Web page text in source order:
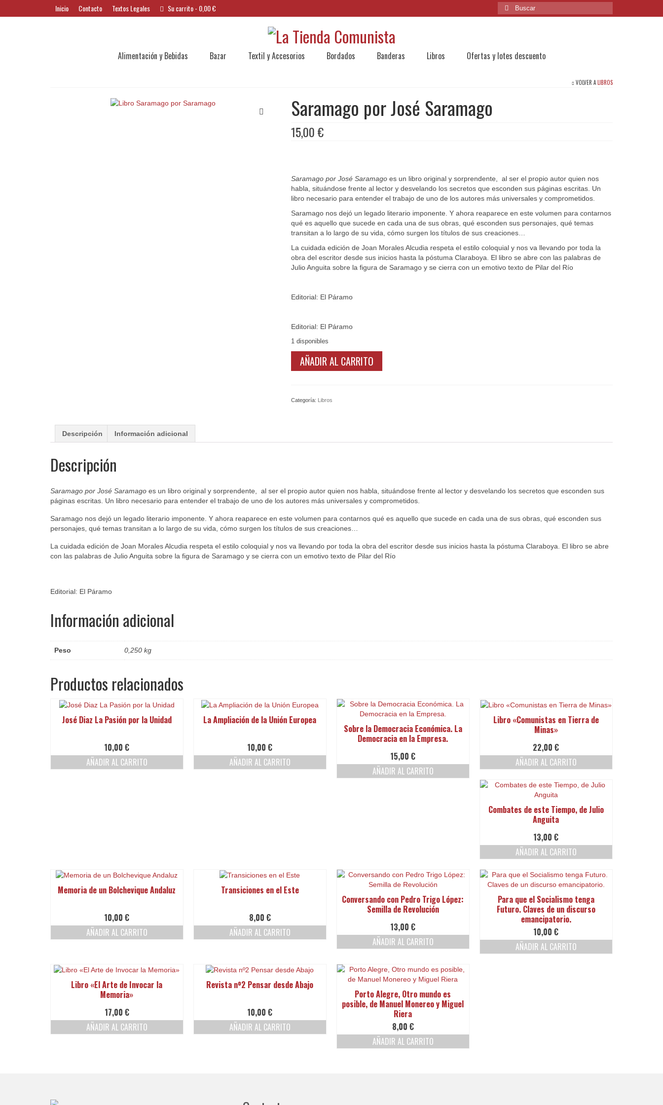
Inicio Contacto Textos Legales Su carrito- 0,00€
Buscar
por:
Alimentación y Bebidas Bazar Textil y Accesorios Bordados Banderas Libros Ofertas y lotes descuento
VOLVER ALIBROS
Saramago por José Saramago
15,00€
Saramago por José Saramagoes un libro original y sorprendente, al ser el propio autor quien nos
habla, situándose frente al lector y desvelando los secretos que esconden sus páginas escritas. Un
libro necesario para entender el trabajo de uno de los autores más universales y comprometidos.
Saramago nos dejó un legado literario imponente. Y ahora reaparece en este volumen para contarnos
qué es aquello que sucede en cada una de sus obras, qué esconden sus personajes, qué temas
transitan a lo largo de su vida, cómo surgen los títulos de sus creaciones…
La cuidada edición de Joan Morales Alcudia respeta el estilo coloquial y nos va llevando por toda la
obra del escritor desde sus inicios hasta la póstuma Claraboya. El libro se abre con las palabras de
Julio Anguita sobre la figura de Saramago y se cierra con un emotivo texto de Pilar del Río
Editorial: El Páramo
Editorial: El Páramo
1 disponibles
Saramago
porAÑADIR AL CARRITO
Categoría: Libros
Descripción Información adicional
Descripción
Saramago por José Saramago es un libro original y sorprendente, al ser el propio autor quien nos habla, situándose frente al lector y desvelando los secretos que esconden sus
páginas escritas. Un libro necesario para entender el trabajo de uno de los autores más universales y comprometidos.
Saramago nos dejó un legado literario imponente. Y ahora reaparece en este volumen para contarnos qué es aquello que sucede en cada una de sus obras, qué esconden sus
personajes, qué temas transitan a lo largo de su vida, cómo surgen los títulos de sus creaciones…
La cuidada edición de Joan Morales Alcudia respeta el estilo coloquial y nos va llevando por toda la obra del escritor desde sus inicios hasta la póstuma Claraboya. El libro se abre
con las palabras de Julio Anguita sobre la figura de Saramago y se cierra con un emotivo texto de Pilar del Río
Editorial: El Páramo
Información adicional
Peso 0,250 kg
Productos relacionados
José Diaz La Pasión por la Unidad
10,00€
AÑADIR AL CARRITO
La Ampliación de la Unión Europea
10,00€
AÑADIR AL CARRITO
Sobre la Democracia Económica. La
Democracia en la Empresa.
15,00€
AÑADIR AL CARRITO
Libro «Comunistas en Tierra de
Minas»
22,00€
AÑADIR AL CARRITO
Combates de este Tiempo, de Julio
Anguita
13,00€
AÑADIR AL CARRITO
Memoria de un Bolchevique Andaluz
10,00€
AÑADIR AL CARRITO
Transiciones en el Este
8,00 €
AÑADIR AL CARRITO
Conversando con Pedro Trigo López:
Semilla de Revolución
13,00€
AÑADIR AL CARRITO
Para que el Socialismo tenga
Futuro. Claves de un discurso
emancipatorio.
10,00€
AÑADIR AL CARRITO
Libro «El Arte de Invocar la
Memoria»
17,00 €
AÑADIR AL CARRITO
Revista nº2 Pensar desde Abajo
10,00€
AÑADIR AL CARRITO
Porto Alegre, Otro mundo es
posible, de Manuel Monereo y Miguel
Riera
8,00 €
AÑADIR AL CARRITO